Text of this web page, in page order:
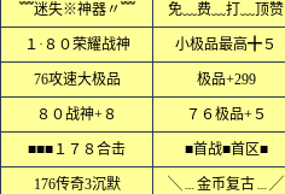
﹌迷失※神器〃﹌ 免﹏费﹏打﹏顶赞
１·８０荣耀战神 小极品最高╋５
76攻速大极品 极品+299
８０战神+８ ７６极品+５
■■■１７８合击 ■首战■首区■
176传奇3沉默 ╲﹍金币复古﹍╱